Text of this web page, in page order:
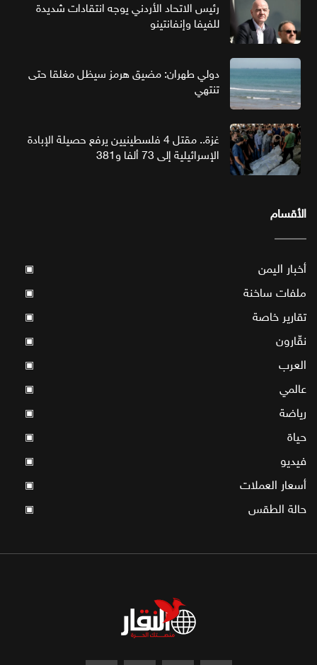
رئيس الاتحاد الأردني يوجه انتقادات شديدة
للفيفا وإنفانتينو
دولي طهران: مضيق هرمز سيظل مغلقا حتى
تنتهي
غزة.. مقتل 4 فلسطينيين يرفع حصيلة الإبادة
الإسرائيلية إلى 73 ألفا و381
الأقسام
أخبار اليمن ▣
ملفات ساخنة ▣
تقارير خاصة ▣
نقّارون ▣
العرب ▣
عالمي ▣
رياضة ▣
حياة ▣
فيديو ▣
أسعار العملات ▣
حالة الطقس ▣